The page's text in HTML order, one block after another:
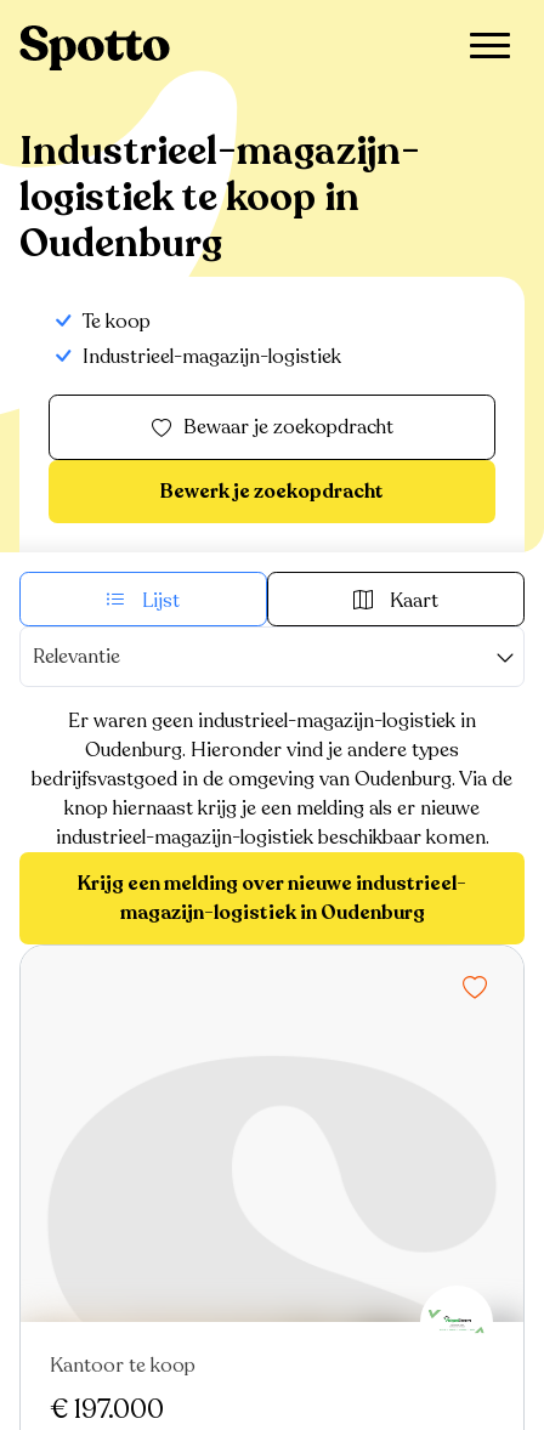
> Oudenburg
Industrieel-magazijn-
logistiek te koop in
Oudenburg
Te koop
Industrieel-magazijn-logistiek
Bewaar je zoekopdracht
Bewerk je zoekopdracht
Lijst Kaart
Relevantie
Er waren geen industrieel-magazijn-logistiek in
Oudenburg. Hieronder vind je andere types
bedrijfsvastgoed in de omgeving van Oudenburg. Via de
knop hiernaast krijg je een melding als er nieuwe
industrieel-magazijn-logistiek beschikbaar komen.
Krijg een melding over nieuwe industrieel-
magazijn-logistiek in Oudenburg
Kantoor te koop
€ 197.000